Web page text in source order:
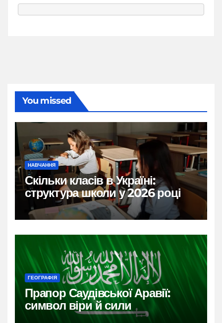
You missed
НАВЧАННЯ
Скільки класів в Україні:
структура школи у 2026 році
ГЕОГРАФІЯ
Прапор Саудівської Аравії:
символ віри й сили